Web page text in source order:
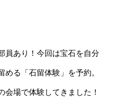
員あり！今回は宝石を自分
る「石留体験」を予約。
会場で体験してきました！